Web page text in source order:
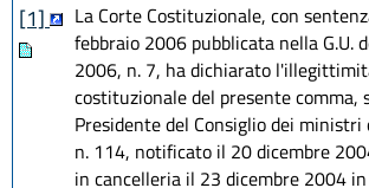
[1]
La Corte Costituzionale, con
febbraio 2006 pubblicata nella G.U.
2006, n. 7, ha dichiarato
costituzionale del presente comma,
Presidente del Consiglio dei ministri
n. 114, notificato il 20 dicembre
in cancelleria il 23 dicembre 2004